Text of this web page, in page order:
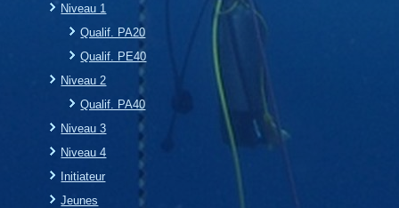
Niveau 1
Qualif. PA20
Qualif. PE40
Niveau 2
Qualif. PA40
Niveau 3
Niveau 4
Initiateur
Jeunes